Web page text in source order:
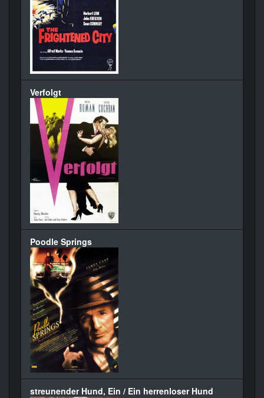
Verfolgt
Poodle Springs
streunender Hund, Ein / Ein herrenloser Hund